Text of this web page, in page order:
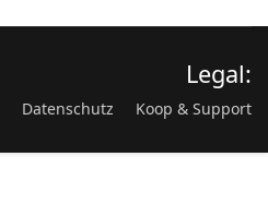
Legal:
Datenschutz Koop & Support